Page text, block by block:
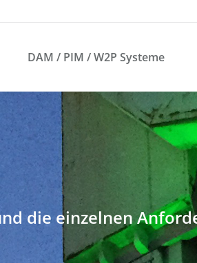
DAM / PIM / W2P Systeme
die einzelnen
DAM / PIM / W2P Systeme